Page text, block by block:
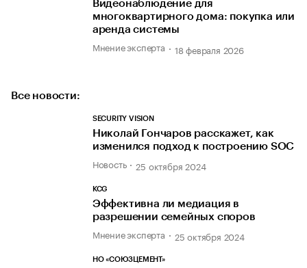
Видеонаблюдение для
многоквартирного дома: покупка или
аренда системы
Мнение эксперта 18 февраля 2026
Все новости:
SECURITY VISION
Николай Гончаров расскажет, как
изменился подход к построению SOC
Новость 25 октября 2024
KCG
Эффективна ли медиация в
разрешении семейных споров
Мнение эксперта 25 октября 2024
НО «СОЮЗЦЕМЕНТ»